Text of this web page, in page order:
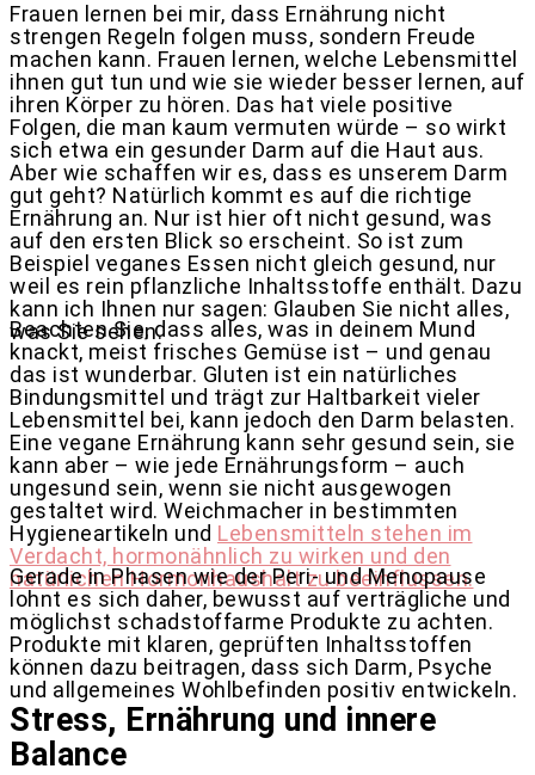
Frauen lernen bei mir, dass Ernährung nicht
strengen Regeln folgen muss, sondern Freude
machen kann. Frauen lernen, welche Lebensmittel
ihnen gut tun und wie sie wieder besser lernen, auf
ihren Körper zu hören. Das hat viele positive
Folgen, die man kaum vermuten würde – so wirkt
sich etwa ein gesunder Darm auf die Haut aus.
Aber wie schaffen wir es, dass es unserem Darm
gut geht? Natürlich kommt es auf die richtige
Ernährung an. Nur ist hier oft nicht gesund, was
auf den ersten Blick so erscheint. So ist zum
Beispiel veganes Essen nicht gleich gesund, nur
weil es rein pflanzliche Inhaltsstoffe enthält. Dazu
kann ich Ihnen nur sagen: Glauben Sie nicht alles,
was Sie sehen.
Beachten Sie, dass alles, was in deinem Mund
knackt, meist frisches Gemüse ist – und genau
das ist wunderbar. Gluten ist ein natürliches
Bindungsmittel und trägt zur Haltbarkeit vieler
Lebensmittel bei, kann jedoch den Darm belasten.
Eine vegane Ernährung kann sehr gesund sein, sie
kann aber – wie jede Ernährungsform – auch
ungesund sein, wenn sie nicht ausgewogen
gestaltet wird. Weichmacher in bestimmten
Hygieneartikeln und Lebensmitteln stehen im
Verdacht, hormonähnlich zu wirken und den
natürlichen Hormonhaushalt zu beeinflussen.
Gerade in Phasen wie der Peri- und Menopause
lohnt es sich daher, bewusst auf verträgliche und
möglichst schadstoffarme Produkte zu achten.
Produkte mit klaren, geprüften Inhaltsstoffen
können dazu beitragen, dass sich Darm, Psyche
und allgemeines Wohlbefinden positiv entwickeln.
Stress, Ernährung und innere
Balance